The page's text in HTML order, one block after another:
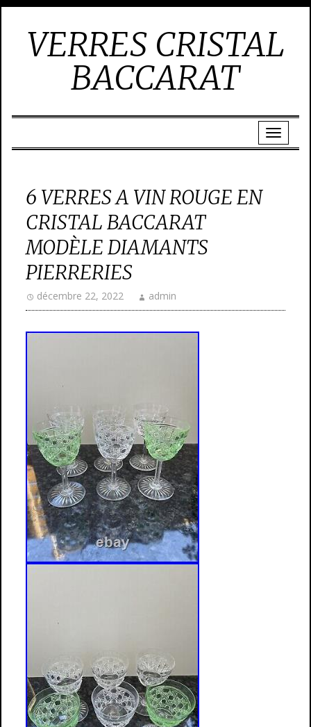
VERRES CRISTAL
BACCARAT
6 VERRES A VIN ROUGE EN
CRISTAL BACCARAT
MODÈLE DIAMANTS
PIERRERIES
décembre 22, 2022 admin